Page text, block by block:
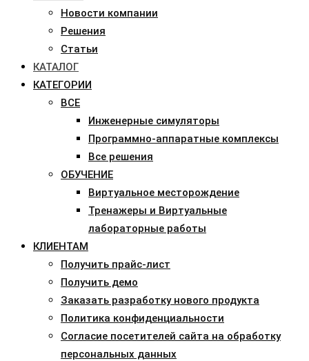
Новости компании
Решения
Статьи
КАТАЛОГ
КАТЕГОРИИ
ВСЕ
Инженерные симуляторы
Программно-аппаратные комплексы
Все решения
ОБУЧЕНИЕ
Виртуальное месторождение
Тренажеры и Виртуальные
лабораторные работы
КЛИЕНТАМ
Получить прайс-лист
Получить демо
Заказать разработку нового продукта
Политика конфиденциальности
Согласие посетителей сайта на обработку
персональных данных